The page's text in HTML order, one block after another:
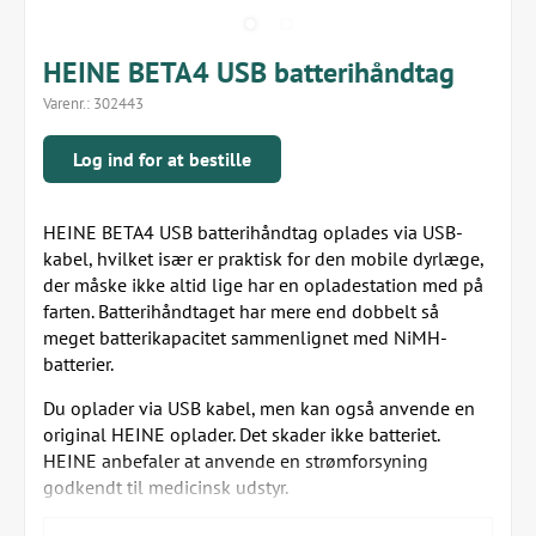
HEINE BETA4 USB batterihåndtag
Varenr.: 302443
Log ind for at bestille
HEINE BETA4 USB batterihåndtag oplades via USB-
kabel, hvilket især er praktisk for den mobile dyrlæge,
der måske ikke altid lige har en opladestation med på
farten. Batterihåndtaget har mere end dobbelt så
meget batterikapacitet sammenlignet med NiMH-
batterier.
Du oplader via USB kabel, men kan også anvende en
original HEINE oplader. Det skader ikke batteriet.
HEINE anbefaler at anvende en strømforsyning
godkendt til medicinsk udstyr.
Kort fortalt om HEINE BETA4 USB batterihåndtag